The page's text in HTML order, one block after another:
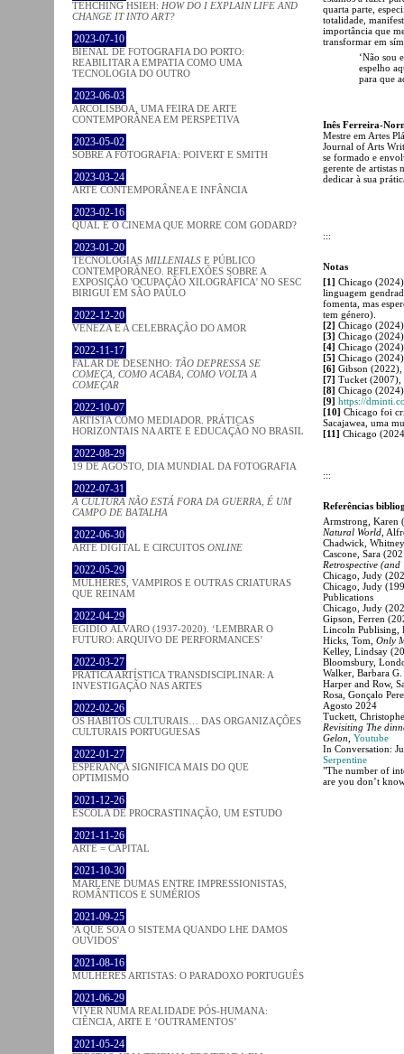
TEHCHING HSIEH: HOW DO I EXPLAIN LIFE AND
CHANGE IT INTO ART?
2023-07-10
BIENAL DE FOTOGRAFIA DO PORTO:
REABILITAR A EMPATIA COMO UMA
TECNOLOGIA DO OUTRO
2023-06-03
ARCOLISBOA, UMA FEIRA DE ARTE
CONTEMPORÂNEA EM PERSPETIVA
2023-05-02
SOBRE A FOTOGRAFIA: POIVERT E SMITH
2023-03-24
ARTE CONTEMPORÂNEA E INFÂNCIA
2023-02-16
QUAL É O CINEMA QUE MORRE COM GODARD?
2023-01-20
TECNOLOGIAS MILLENIALS E PÚBLICO
CONTEMPORÂNEO. REFLEXÕES SOBRE A
EXPOSIÇÃO 'OCUPAÇÃO XILOGRÁFICA' NO SESC
BIRIGUI EM SÃO PAULO
2022-12-20
VENEZA E A CELEBRAÇÃO DO AMOR
2022-11-17
FALAR DE DESENHO: TÃO DEPRESSA SE
COMEÇA, COMO ACABA, COMO VOLTA A
COMEÇAR
2022-10-07
ARTISTA COMO MEDIADOR. PRÁTICAS
HORIZONTAIS NA ARTE E EDUCAÇÃO NO BRASIL
2022-08-29
19 DE AGOSTO, DIA MUNDIAL DA FOTOGRAFIA
2022-07-31
A CULTURA NÃO ESTÁ FORA DA GUERRA, É UM
CAMPO DE BATALHA
2022-06-30
ARTE DIGITAL E CIRCUITOS ONLINE
2022-05-29
MULHERES, VAMPIROS E OUTRAS CRIATURAS
QUE REINAM
2022-04-29
EGÍDIO ÁLVARO (1937-2020). ‘LEMBRAR O
FUTURO: ARQUIVO DE PERFORMANCES’
2022-03-27
PRATICA ARTÍSTICA TRANSDISCIPLINAR: A
INVESTIGAÇÃO NAS ARTES
2022-02-26
OS HÁBITOS CULTURAIS… DAS ORGANIZAÇÕES
CULTURAIS PORTUGUESAS
2022-01-27
ESPERANÇA SIGNIFICA MAIS DO QUE
OPTIMISMO
2021-12-26
ESCOLA DE PROCRASTINAÇÃO, UM ESTUDO
2021-11-26
ARTE = CAPITAL
2021-10-30
MARLENE DUMAS ENTRE IMPRESSIONISTAS,
ROMÂNTICOS E SUMÉRIOS
2021-09-25
'A QUE SOA O SISTEMA QUANDO LHE DAMOS
OUVIDOS'
2021-08-16
MULHERES ARTISTAS: O PARADOXO PORTUGUÊS
2021-06-29
VIVER NUMA REALIDADE PÓS-HUMANA:
CIÊNCIA, ARTE E ‘OUTRAMENTOS’
2021-05-24
quarta parte,
totalidade,
importância que
transformar em
‘Não sou
espelho
para que
Inês Ferreira-
Mestre em Artes
Journal of Arts
se formado e
gerente de artistas
dedicar à sua
:::
Notas
[1] Chicago
linguagem
fomenta, mas
tem género).
[2] Chicago
[3] Chicago
[4] Chicago
[5] Chicago
[6] Gibson
[7] Tucket (2007),
[8] Chicago
[9] https://
[10] Chicago foi
Sacajawea, uma
[11] Chicago
:::
Referências
Armstrong, Karen
Natural World ,
Chadwick,
Cascone, Sara
Retrospective (and
Chicago, Judy
Chicago, Judy
Publications
Chicago, Judy
Gipson, Ferren
Lincoln Publising,
Hicks, Tom, Only
Kelley, Lindsay
Bloomsbury,
Walker, Barbara
Harper and Row,
Rosa, Gonçalo
Agosto 2024
Tuckett,
Revisiting The
Gelon Youtube
In Conversation:
Serpentine
"The number of
are you don’t